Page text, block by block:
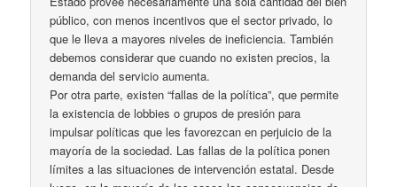
público, con menos incentivos que el sector privado, lo
que le lleva a mayores niveles de ineficiencia. También
debemos considerar que cuando no existen precios, la
demanda del servicio aumenta.
Por otra parte, existen “fallas de la política”, que permite
la existencia de lobbies o grupos de presión para
impulsar políticas que les favorezcan en perjuicio de la
mayoría de la sociedad. Las fallas de la política ponen
límites a las situaciones de intervención estatal. Desde